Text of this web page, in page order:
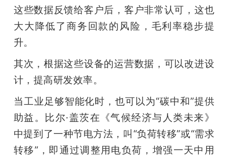
这些数据反馈给客户后，客户非常认可，这也
大大降低了商务回款的风险，毛利率稳步提
升。
其次，根据这些设备的运营数据，可以改进设
计，提高研发效率。
当工业足够智能化时，也可以为“碳中和”提供
助益。比尔·盖茨在《气候经济与人类未来》
中提到了一种节电方法，叫“负荷转移”或“需求
转移”，即通过调整用电负荷，增强一天中用